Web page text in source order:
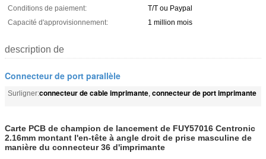
Conditions de paiement:
T/T ou Paypal
Capacité d'approvisionnement:
1 million mois
description de
Connecteur de port parallèle
Surligner:connecteur de cable imprimante, connecteur de port imprimante
Carte PCB de champion de lancement de FUY57016 Centronic
2.16mm montant l'en-tête à angle droit de prise masculine de
manière du connecteur 36 d'imprimante